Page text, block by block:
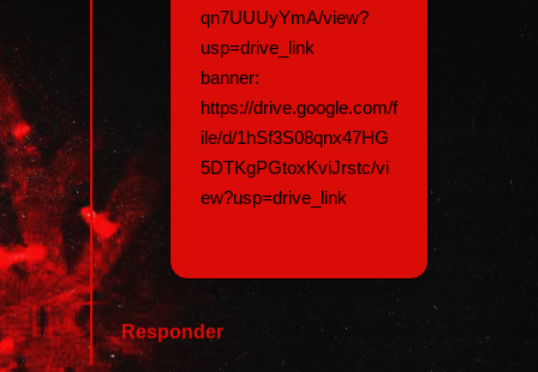
qn7UUUyYmA/view?
usp=drive_link
banner:
https://drive.google.com/f
ile/d/1hSf3S08qnx47HG
5DTKgPGtoxKviJrstc/vi
ew?usp=drive_link
Responder